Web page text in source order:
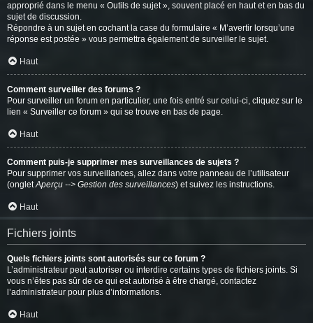
approprié dans le menu « Outils de sujet », souvent placé en haut et en bas du
sujet de discussion.
Répondre à un sujet en cochant la case du formulaire « M’avertir lorsqu’une
réponse est postée » vous permettra également de surveiller le sujet.
Haut
Comment surveiller des forums ?
Pour surveiller un forum en particulier, une fois entré sur celui-ci, cliquez sur le
lien « Surveiller ce forum » qui se trouve en bas de page.
Haut
Comment puis-je supprimer mes surveillances de sujets ?
Pour supprimer vos surveillances, allez dans votre panneau de l’utilisateur
(ongletAperçu --> Gestion des surveillances) et suivez les instructions.
Haut
Fichiers joints
Quels fichiers joints sont autorisés sur ce forum ?
L’administrateur peut autoriser ou interdire certains types de fichiers joints. Si
vous n’êtes pas sûr de ce qui est autorisé à être chargé, contactez
l’administrateur pour plus d’informations.
Haut